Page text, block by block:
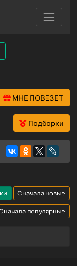
МНЕ ПОВЕЗЕТ
Подборки
Сначала новые
популярные